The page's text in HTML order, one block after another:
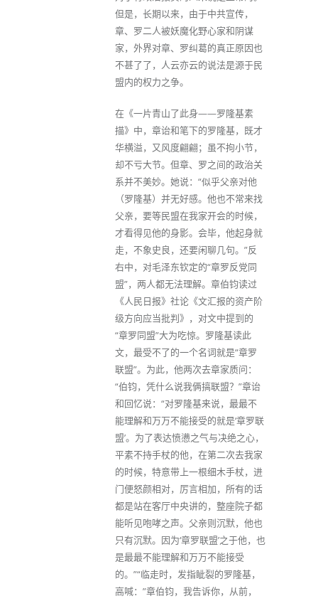
但是，长期以来，由于中共宣传，
章、罗二人被妖魔化野心家和阴谋
家，外界对章、罗纠葛的真正原因也
不甚了了，人云亦云的说法是源于民
盟内的权力之争。
在《一片青山了此身——罗隆基素
描》中，章诒和笔下的罗隆基，既才
华横溢，又风度翩翩；虽不拘小节，
却不亏大节。但章、罗之间的政治关
系并不美妙。她说：“似乎父亲对他
（罗隆基）并无好感。他也不常来找
父亲，要等民盟在我家开会的时候，
才看得见他的身影。会毕，他起身就
走，不象史良，还要闲聊几句。”反
右中，对毛泽东钦定的“章罗反党同
盟”，两人都无法理解。章伯钧读过
《人民日报》社论《文汇报的资产阶
级方向应当批判》，对文中提到的
“章罗同盟”大为吃惊。罗隆基读此
文，最受不了的一个名词就是“章罗
联盟”。为此，他两次去章家质问：
“伯钧，凭什么说我俩搞联盟？”章诒
和回忆说：“对罗隆基来说，最最不
能理解和万万不能接受的就是‘章罗联
盟’。为了表达愤懑之气与决绝之心，
平素不持手杖的他，在第二次去我家
的时候，特意带上一根细木手杖，进
门便怒颜相对，厉言相加，所有的话
都是站在客厅中央讲的，整座院子都
能听见咆哮之声。父亲则沉默，他也
只有沉默。因为‘章罗联盟’之于他，也
是最最不能理解和万万不能接受
的。”“临走时，发指眦裂的罗隆基，
高喊：”章伯钧，我告诉你，从前，